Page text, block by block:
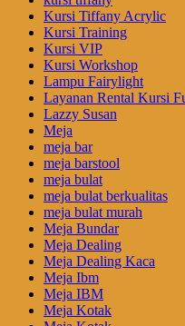
Kursi Tiffany Acrylic
Kursi Training
Kursi VIP
Kursi Workshop
Lampu Fairylight
Layanan Rental Kursi
Lazzy Susan
Meja
meja bar
meja barstool
meja bulat
meja bulat berkualitas
meja bulat murah
Meja Bundar
Meja Dealing
Meja Dealing Kaca
Meja Ibm
Meja IBM
Meja Kotak